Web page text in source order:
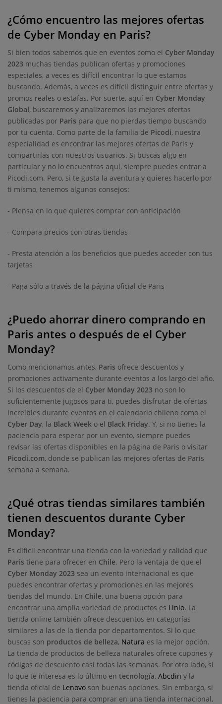
¿Cómo encuentro las mejores ofertas
de Cyber Monday en Paris?
Si bien todos sabemos que en eventos como el Cyber Monday
2023 muchas tiendas publican ofertas y promociones
especiales, a veces es difícil encontrar lo que estamos
buscando. Además, a veces es difícil distinguir entre ofertas y
promos reales o estafas. Por suerte, aquí en Cyber Monday
Global, buscaremos y analizaremos las mejores ofertas
publicadas por Paris para que no pierdas tiempo buscando
por tu cuenta. Como parte de la familia de Picodi, nuestra
especialidad es encontrar las mejores ofertas de Paris y
compartirlas con nuestros usuarios. Si buscas algo en
particular y no lo encuentras aquí, siempre puedes entrar a
Picodi.com. Pero, si te gusta la aventura y quieres hacerlo por
ti mismo, tenemos algunos consejos:
- Piensa en lo que quieres comprar con anticipación
- Compara precios con otras tiendas
- Presta atención a los beneficios que puedes acceder con tus
tarjetas
- Paga sólo a través de la página oficial de Paris
¿Puedo ahorrar dinero comprando en
Paris antes o después de el Cyber
Monday?
Como mencionamos antes, Paris ofrece descuentos y
promociones activamente durante eventos a los largo del año.
Si los descuentos de el Cyber Monday 2023 no son lo
suficientemente jugosos para ti, puedes disfrutar de ofertas
increíbles durante eventos en el calendario chileno como el
Cyber Day, la Black Week o el Black Friday. Y, si no tienes la
paciencia para esperar por un evento, siempre puedes
revisar las ofertas disponibles en la página de Paris o visitar
Picodi.com, donde se publican las mejores ofertas de Paris
semana a semana.
¿Qué otras tiendas similares también
tienen descuentos durante Cyber
Monday?
Es difícil encontrar una tienda con la variedad y calidad que
Paris tiene para ofrecer en Chile. Pero la ventaja de que el
Cyber Monday 2023 sea un evento internacional es que
puedes encontrar ofertas y promociones en las mejores
tiendas del mundo. En Chile, una buena opción para
encontrar una amplia variedad de productos es Linio. La
tienda online también ofrece descuentos en categorías
similares a las de la tienda por departamentos. Si lo que
buscas son productos de belleza, Natura es la mejor opción.
La tienda de productos de belleza naturales ofrece cupones y
códigos de descuento casi todas las semanas. Por otro lado, si
lo que te interesa es lo último en tecnología, Abcdin y la
tienda oficial de Lenovo son buenas opciones. Sin embargo, si
tienes la paciencia para comprar en una tienda internacional,